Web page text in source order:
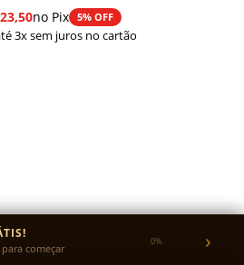
no Pix 5% OFF
3x sem juros no cartão
começar 0% ›